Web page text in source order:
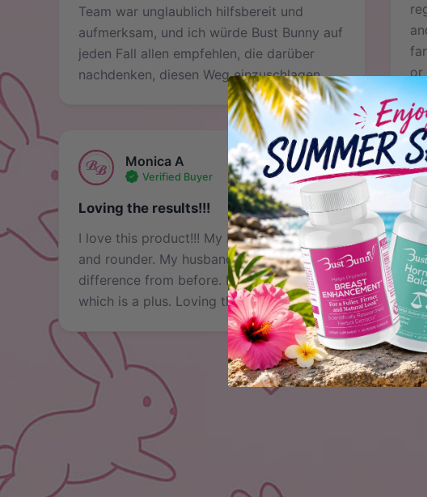
Team war unglaublich hilfsbereit und
aufmerksam, und ich würde Bust Bunny auf
jeden Fall allen empfehlen, die darüber
nachdenken, diesen Weg einzuschlagen.
Monica A
Verified Buyer März 6, 2026
Loving the results!!!
I love this product!!! My breast feel fuller
and rounder. My husband could tell the
difference from before. No side effects
which is a plus. Loving the results!!!
or